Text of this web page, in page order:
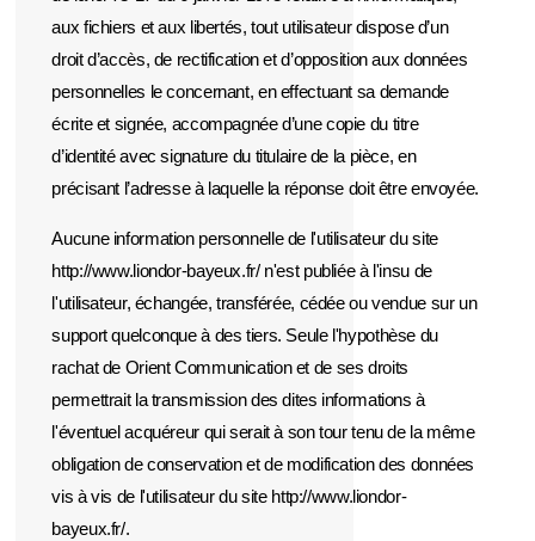
aux fichiers et aux libertés, tout utilisateur dispose d’un
droit d’accès, de rectification et d’opposition aux données
personnelles le concernant, en effectuant sa demande
écrite et signée, accompagnée d’une copie du titre
d’identité avec signature du titulaire de la pièce, en
précisant l’adresse à laquelle la réponse doit être envoyée.
Aucune information personnelle de l'utilisateur du site
http://www.liondor-bayeux.fr/ n'est publiée à l'insu de
l'utilisateur, échangée, transférée, cédée ou vendue sur un
support quelconque à des tiers. Seule l'hypothèse du
rachat de Orient Communication et de ses droits
permettrait la transmission des dites informations à
l'éventuel acquéreur qui serait à son tour tenu de la même
obligation de conservation et de modification des données
vis à vis de l'utilisateur du site http://www.liondor-
bayeux.fr/.